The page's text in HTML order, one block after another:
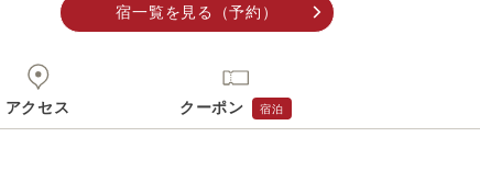
宿一覧を見る （予約）
アクセス クーポン 宿泊